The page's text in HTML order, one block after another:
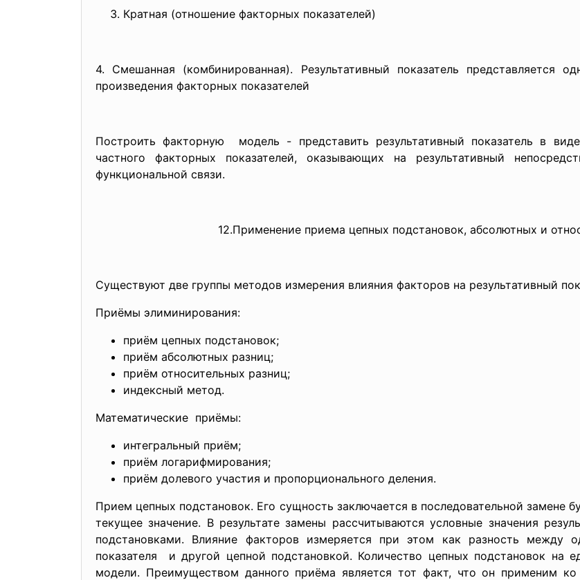
Кратная (отношение факторных показателей)
4. Смешанная (комбинированная). Результативный показатель представляется
произведения факторных показателей
Построить факторную модель - представить результативный показатель в
частного факторных показателей, оказывающих на результативный
функциональной связи.
12.Применение приема цепных подстановок, абсолютных и
Существуют две группы методов измерения влияния факторов на результативный
Приёмы элиминирования:
приём цепных подстановок;
приём абсолютных разниц;
приём относительных разниц;
индексный метод.
Математические приёмы:
интегральный приём;
приём логарифмирования;
приём долевого участия и пропорционального деления.
Прием цепных подстановок. Его сущность заключается в последовательной замене
текущее значение. В результате замены рассчитываются условные значения
подстановками. Влияние факторов измеряется при этом как разность между
показателя и другой цепной подстановкой. Количество цепных подстановок на
модели. Преимуществом данного приёма является тот факт, что он применим